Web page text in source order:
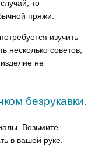
то
пряжи.
изучить
несколько советов,
не
безрукавки.
Возьмите
в вашей руке.